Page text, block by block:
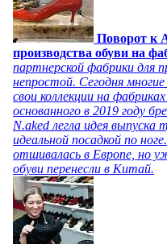
Поворот к
производства обуви на
партнерской фабрики для
непростой. Сегодня
свои коллекции на
основанного в 2019 году
N.aked легла идея выпуска
идеальной посадкой по
отшивалась в Европе, но
обуви перенесли в Китай.